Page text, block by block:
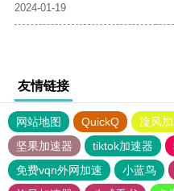
2024-01-19
友情链接
网站地图 QuickQ 旋风
坚果加速器
tiktok加速器
免费vqn外网加速
小蓝鸟